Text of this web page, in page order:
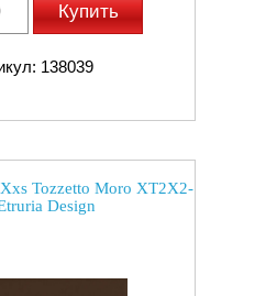
Купить
138039
Tozzetto Moro XT2X2-
Design